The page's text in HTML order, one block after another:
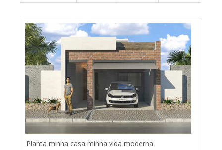
Planta minha casa minha vida moderna